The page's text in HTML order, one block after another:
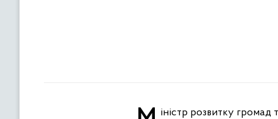
Міністр розвитку